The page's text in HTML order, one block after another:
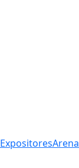
Expositores